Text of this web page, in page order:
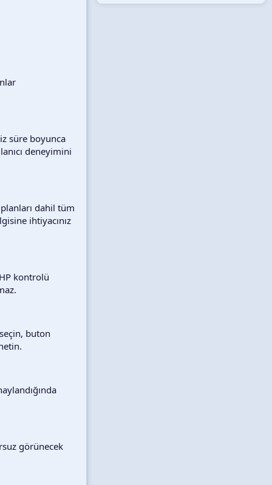
süre boyunca
deneyimini
dahil tüm
ihtiyacınız
kontrolü
buton
görünecek